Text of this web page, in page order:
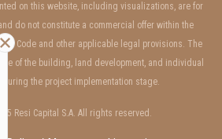
on this website, including visualizations, are for
do not constitute a commercial offer within the
Code and other applicable legal provisions. The
of the building, land development, and individual
during the project implementation stage.
Resi Capital S.A. All rights reserved.